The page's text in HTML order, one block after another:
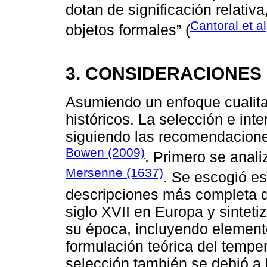
dotan de significación
objetos formales” (Cantoral et
3.
Asumiendo un enfoque
históricos. La selección e
siguiendo las
Bowen (2009). Primero se
Mersenne (1637). Se escogió
descripciones más completa
siglo XVII en Europa y
su época, incluyendo
formulación teórica del